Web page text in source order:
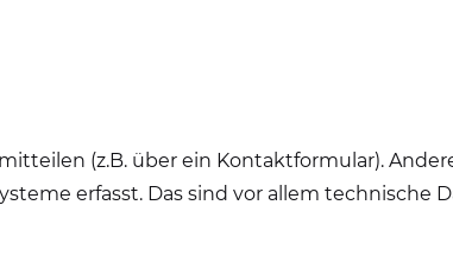
(z.B. über ein Kontaktformular).
erfasst. Das sind vor allem technische